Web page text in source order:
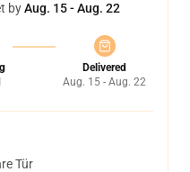
byAug. 15 - Aug. 22
Delivered
Aug. 15 - Aug. 22
Tür